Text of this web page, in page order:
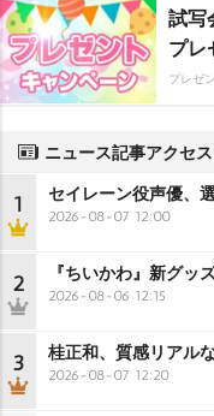
試写
プレ
プレゼ
ニュース記事アクセ
1 セイレーン役声優、
2026-08-07 12:00
2 『ちいかわ』新グッ
2026-08-06 12:15
3 桂正和、質感リアル
2026-08-07 12:20